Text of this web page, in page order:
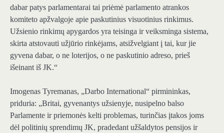
dabar patys parlamentarai tai priėmė parlamento atrankos
komiteto apžvalgoje apie paskutinius visuotinius rinkimus.
Užsienio rinkimų apygardos yra teisinga ir veiksminga sistema,
skirta atstovauti užjūrio rinkėjams, atsižvelgiant į tai, kur jie
gyvena dabar, o ne loterijos, o ne paskutinio adreso, prieš
išeinant iš JK.“
Imogenas Tyremanas, „Darbo International“ pirmininkas,
priduria: „Britai, gyvenantys užsienyje, nusipelno balso
Parlamente ir priemonės kelti problemas, turinčias įtakos joms
dėl politinių sprendimų JK, pradedant užšaldytos pensijos ir